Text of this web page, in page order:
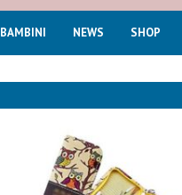
BAMBINI NEWS SHOP